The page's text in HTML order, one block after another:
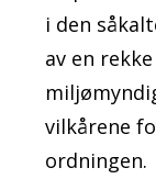
i den
av en
vilkårene
ordningen.